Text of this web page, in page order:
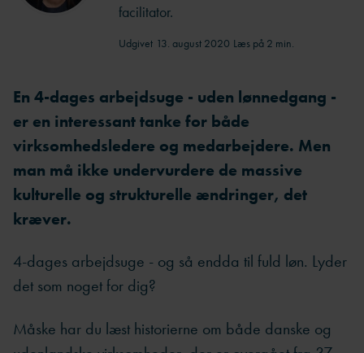
facilitator.
Udgivet 13. august 2020 Læs på 2 min.
En 4-dages arbejdsuge - uden lønnedgang -
er en interessant tanke for både
virksomhedsledere og medarbejdere. Men
man må ikke undervurdere de massive
kulturelle og strukturelle ændringer, det
kræver.
4-dages arbejdsuge - og så endda til fuld løn. Lyder
det som noget for dig?
Måske har du læst historierne om både danske og